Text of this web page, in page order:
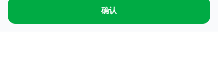
服务运营商："ПС ПРОЦЕССИНГ" 有限责任公司，纳税人识别号 7722773179 信
息交换服务运营商
信息交换服务的运营商
确认